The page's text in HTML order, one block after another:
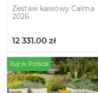
Zestaw kawowy Calma
2026
12 331.00 zł
Już w Polsce